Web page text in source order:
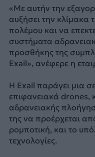
«Με αυτήν την
αυξήσει την κλίμακα
πολέμου και να
συστήματα
προσθήκης της
Exail», ανέφερε η
Η Exail παράγει μια
επιφανειακά drones,
αδρανειακής
της να προέρχεται
ρομποτική, και το
τεχνολογίες.